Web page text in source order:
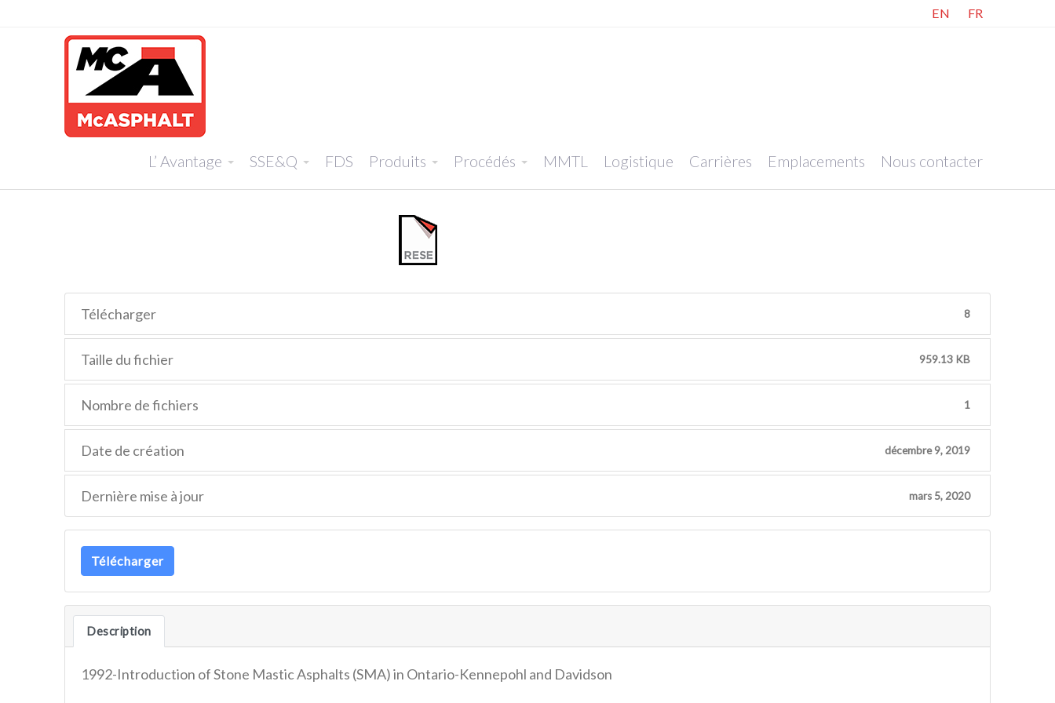
EN FR
L’ Avantage SSE&Q FDS Produits Procédés MMTL Logistique Carrières Emplacements Nous contacter
Télécharger 8
Taille du fichier 959.13 KB
Nombre de fichiers 1
Date de création décembre 9, 2019
Dernière mise à jour mars 5, 2020
Télécharger
Description
1992-Introduction of Stone Mastic Asphalts (SMA) in Ontario-Kennepohl and Davidson